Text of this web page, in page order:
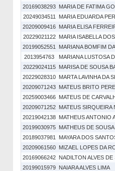
20169038293 MARIA DE FATIMA
20249034511
MARIA EDUARDA
20209009416 MARIA ELISA
20229021122
MARIA ISABELLA
20199052551
MARIANA BOMFIM
2013954763
MARIANA LUSTOSA
20229024115
MARISA DE SOUSA
20229028310 MARTA LAVINHA DA
20209071243 MATEUS BRITO
20259003466 MATEUS DE
20209071252 MATEUS SIRQUEIRA
20219042138 MATHEUS ANTONIO
20199030975 MATHEUS DE
20189037981
MAYARA DOS
20209061560 MIZAEL LOPES DA
20169066242 NADILTON ALVES DE
20199015979 NAIARA ALVES LIMA